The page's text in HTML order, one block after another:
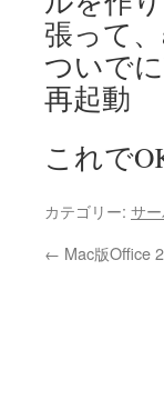
張って、
ついで
再起動
これで
カテゴリー: サ
← Mac版Office